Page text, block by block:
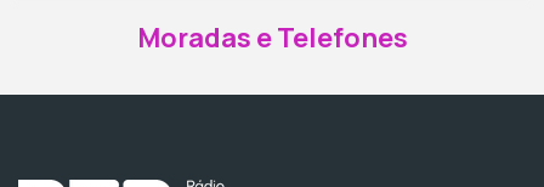
Moradas e Telefones